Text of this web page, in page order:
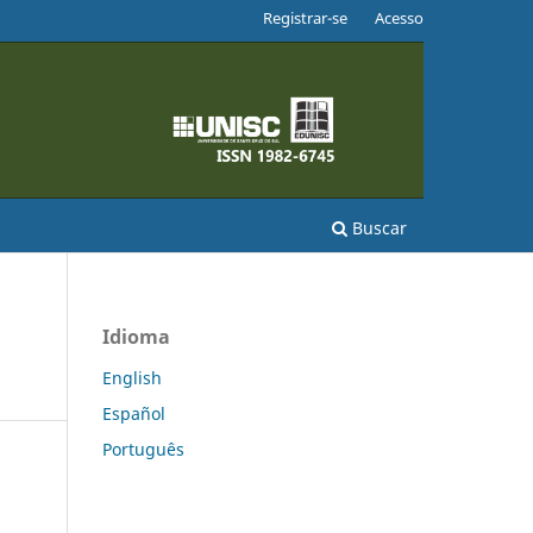
Buscar
Registrar-se Acesso
Idioma
English
Español
Português